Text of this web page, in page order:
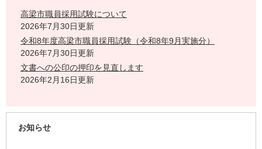
高梁市職員採用試験について
2026年7月30日更新
令和8年度高梁市職員採用試験（令和8年9月実施分）
2026年7月30日更新
文書への公印の押印を見直します
2026年2月16日更新
お知らせ